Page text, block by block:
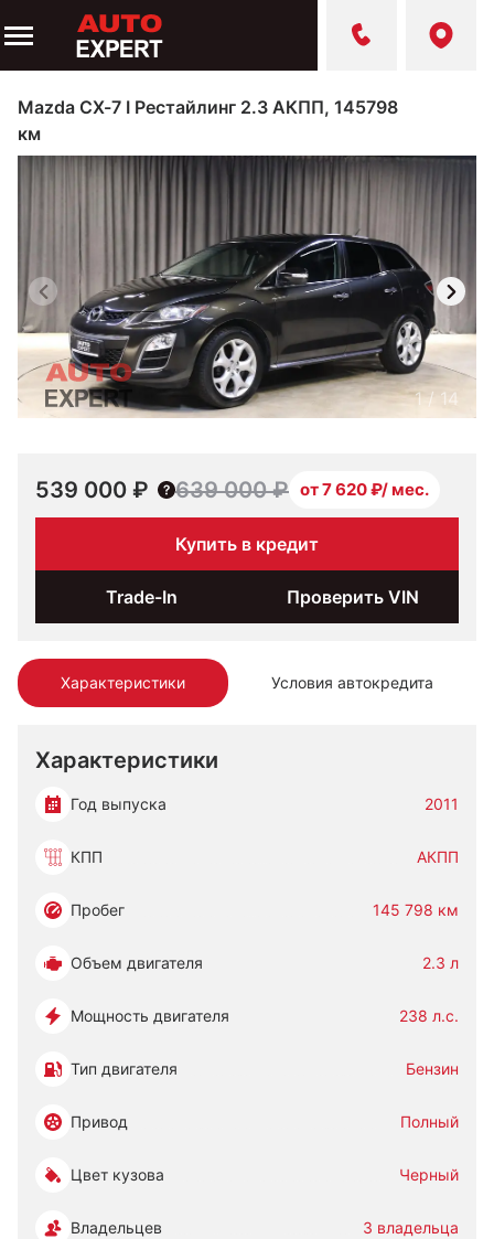
Mazda CX-7 I Рестайлинг 2.3 АКПП, 145798
км
Характеристики Условия автокредита
Характеристики
Год выпуска 2011
КПП АКПП
Пробег 145 798 км
Объем двигателя 2.3 л
Мощность двигателя 238 л.с.
Тип двигателя Бензин
Привод Полный
Цвет кузова Черный
Владельцев 3 владельца
1/ 14
539 000 ₽ 639 000 ₽ от 7 620 ₽/ мес.
Купить в кредит
Trade-In Проверить VIN